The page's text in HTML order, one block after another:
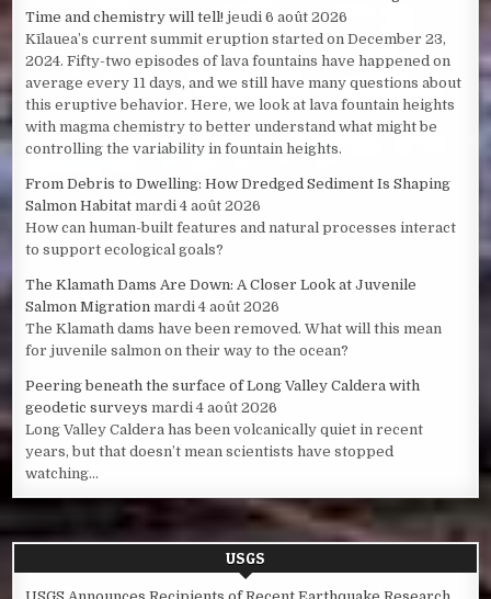
Time and chemistry will tell! jeudi 6 août 2026
Kīlauea’s current summit eruption started on December 23,
2024. Fifty-two episodes of lava fountains have happened on
average every 11 days, and we still have many questions about
this eruptive behavior. Here, we look at lava fountain heights
with magma chemistry to better understand what might be
controlling the variability in fountain heights.
From Debris to Dwelling: How Dredged Sediment Is Shaping
Salmon Habitat mardi 4 août 2026
How can human-built features and natural processes interact
to support ecological goals?
The Klamath Dams Are Down: A Closer Look at Juvenile
Salmon Migration mardi 4 août 2026
The Klamath dams have been removed. What will this mean
for juvenile salmon on their way to the ocean?
Peering beneath the surface of Long Valley Caldera with
geodetic surveys mardi 4 août 2026
Long Valley Caldera has been volcanically quiet in recent
years, but that doesn’t mean scientists have stopped
watching...
USGS